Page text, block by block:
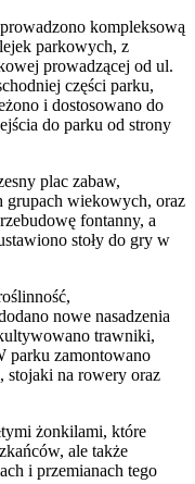
kompleksową
parkowych, z
prowadzącej od ul.
części parku,
i dostosowano do
do parku od strony
plac zabaw,
grupach wiekowych, oraz
fontanny, a
stoły do gry w
nowe nasadzenia
trawniki,
parku zamontowano
stojaki na rowery oraz
żonkilami, które
ale także
i przemianach tego